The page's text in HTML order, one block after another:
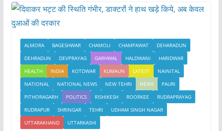
ALMORA BAGESHWAR CHAMOLI CHAMPAWAT
DEHARADUN
DEHRADUN
DEVPRAYAG GARHWAL HALDWANI
HARIDWAR
HEALTH
INDIA KOTDWAR KUMAUN LATEST
NAINITAL
NATIONAL
NATIONAL NEWS NEW TEHRI NEWS
PAURI
PITHORAGARH
POLITICS RISHIKESH ROORKEE
RUDRAPRAYAG
RUDRAPUR
SHRINGAR TEHRI
UDHAM SINGH NAGAR
UTTARAKHAND
UTTARKASHI